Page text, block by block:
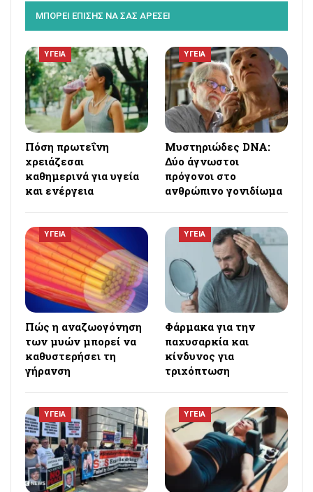
ΜΠΟΡΕΙ ΕΠΙΣΗΣ ΝΑ ΣΑΣ ΑΡΕΣΕΙ
ΥΓΕΙΑ
Πόση πρωτεΐνη
χρειάζεσαι
καθημερινά για υγεία
και ενέργεια
ΥΓΕΙΑ
Μυστηριώδες DNA:
Δύο άγνωστοι
πρόγονοι στο
ανθρώπινο γονιδίωμα
ΥΓΕΙΑ
Πώς η αναζωογόνηση
των μυών μπορεί να
καθυστερήσει τη
γήρανση
ΥΓΕΙΑ
Φάρμακα για την
παχυσαρκία και
κίνδυνος για
τριχόπτωση
ΥΓΕΙΑ ΥΓΕΙΑ